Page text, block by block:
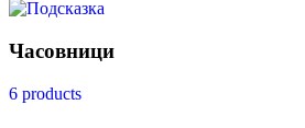
Часовници
6 products